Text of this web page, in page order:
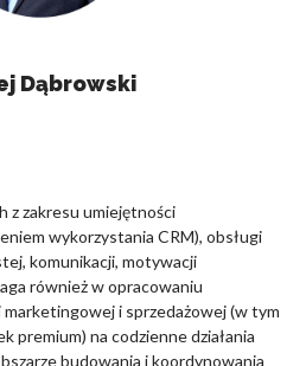
Dąbrowski
z zakresu umiejętności
wykorzystania CRM), obsługi
komunikacji, motywacji
również w opracowaniu
i sprzedażowej (w tym
premium) na codzienne działania
budowania i koordynowania
identyfikację osoby.
właścicielem stron
jaki sposób różni użytkownicy
i zgłaszając anonimowe